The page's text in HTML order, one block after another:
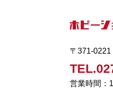
〒371-
営業時間：